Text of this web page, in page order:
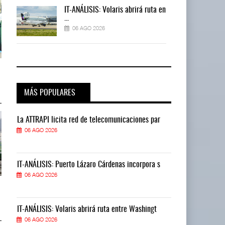
TMAZ eleva 77% movimiento de
05 AGO 2026
05 AGO 2026
TMAZ eleva 77% movimiento de
05 AGO 2026
IT-ANÁLISIS: Volaris abrirá ruta en
06 AGO 2026
MÁS POPULARES
La ATTRAPI licita red de telecomunicaciones par
06 AGO 2026
IT-ANÁLISIS: Puerto Lázaro Cárdenas incorpora s
06 AGO 2026
IT-ANÁLISIS: Volaris abrirá ruta entre Washingt
06 AGO 2026